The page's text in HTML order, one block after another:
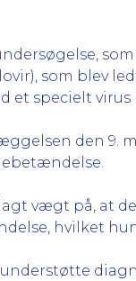
som blev
specielt virus
den 9.
vægt på, at
hvilket